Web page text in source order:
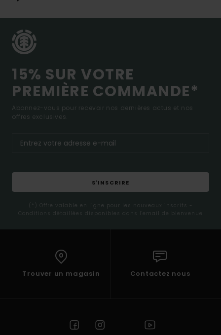
15% SUR VOTRE
PREMIÈRE COMMANDE*
Abonnez-vous pour recevoir nos dernières actus et nos
offres exclusives.
S'INSCRIRE
(*) Offre valable en ligne pour les nouveaux inscrits -
Conditions détaillées disponibles dans l'email de bienvenue
Trouver un magasin Contactez nous